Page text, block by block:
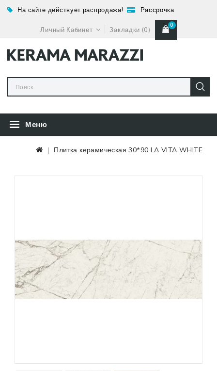
На сайте действует распродажа! Рассрочка
Личный Кабинет Закладки (0)
0
Меню
Плитка керамическая 30*90 LA VITA WHITE